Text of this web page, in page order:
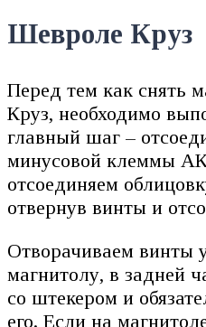
Шевроле Круз
Перед тем как снять
Круз, необходимо
главный шаг –
минусовой клеммы
отсоединяем
отвернув винты и
Отворачиваем винты
магнитолу, в задней
со штекером и
его. Если на